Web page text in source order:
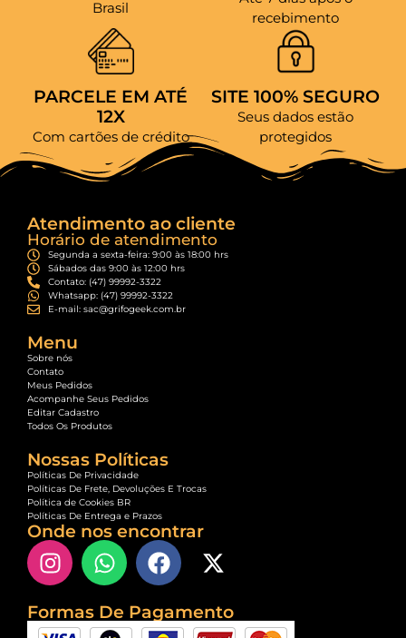
Brasil
recebimento
PARCELE EM ATÉ
12X
Com cartões de crédito
SITE 100% SEGURO
Seus dados estão
protegidos
Atendimento ao cliente
Horário de atendimento
Segunda a sexta-feira: 9:00 às 18:00 hrs
Sábados das 9:00 às 12:00 hrs
Contato: (47) 99992-3322
Whatsapp: (47) 99992-3322
E-mail: sac@grifogeek.com.br
Menu
Sobre nós
Contato
Meus Pedidos
Acompanhe Seus Pedidos
Editar Cadastro
Todos Os Produtos
Nossas Políticas
Políticas De Privacidade
Políticas De Frete, Devoluções E Trocas
Política de Cookies BR
Políticas De Entrega e Prazos
Onde nos encontrar
Formas De Pagamento